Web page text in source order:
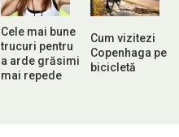
Cele mai bune
trucuri pentru
a arde grăsimi
mai repede
Cum vizitezi
Copenhaga pe
bicicletă